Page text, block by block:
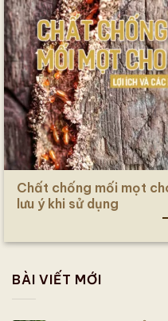
Chất chống mối mọt
lưu ý khi sử dụng
BÀI VIẾT MỚI